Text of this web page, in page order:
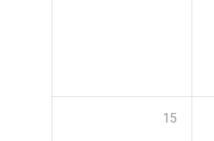
15